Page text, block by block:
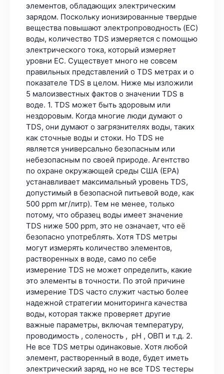
элементов, обладающих электрическим
зарядом. Поскольку ионизированные твердые
вещества повышают электропроводность (EC)
воды, количество TDS измеряется с помощью
электрического тока, который измеряет
уровни EC. Существует много не совсем
правильных представлений о TDS метрах и о
показателе TDS в целом. Ниже мы изложили
5 малоизвестных фактов о значении TDS в
воде. 1. TDS может быть здоровым или
нездоровым. Когда многие люди думают о
TDS, они думают о загрязнителях воды, таких
как сточные воды и стоки. Но TDS не
является универсально безопасным или
небезопасным по своей природе. Агентство
по охране окружающей среды США (EPA)
устанавливает максимальный уровень TDS,
допустимый в безопасной питьевой воде, как
500 ppm мг/литр). Тем не менее, только
потому, что образец воды имеет значение
TDS ниже 500 ppm, это не означает, что её
безопасно употреблять. Хотя TDS метры
могут измерять количество элементов,
растворенных в воде, само по себе
измерение TDS не может определить, какие
это элементы в точности. По этой причине
измерение TDS часто служит частью более
надежной стратегии мониторинга качества
воды, которая также проверяет другие
важные параметры, включая температуру,
проводимость , соленость , pH , ОВП и т.д. 2.
Не все TDS метры одинаковые. Хотя любой
элемент, растворенный в воде, будет иметь
электрический заряд, но не все TDS тестеры